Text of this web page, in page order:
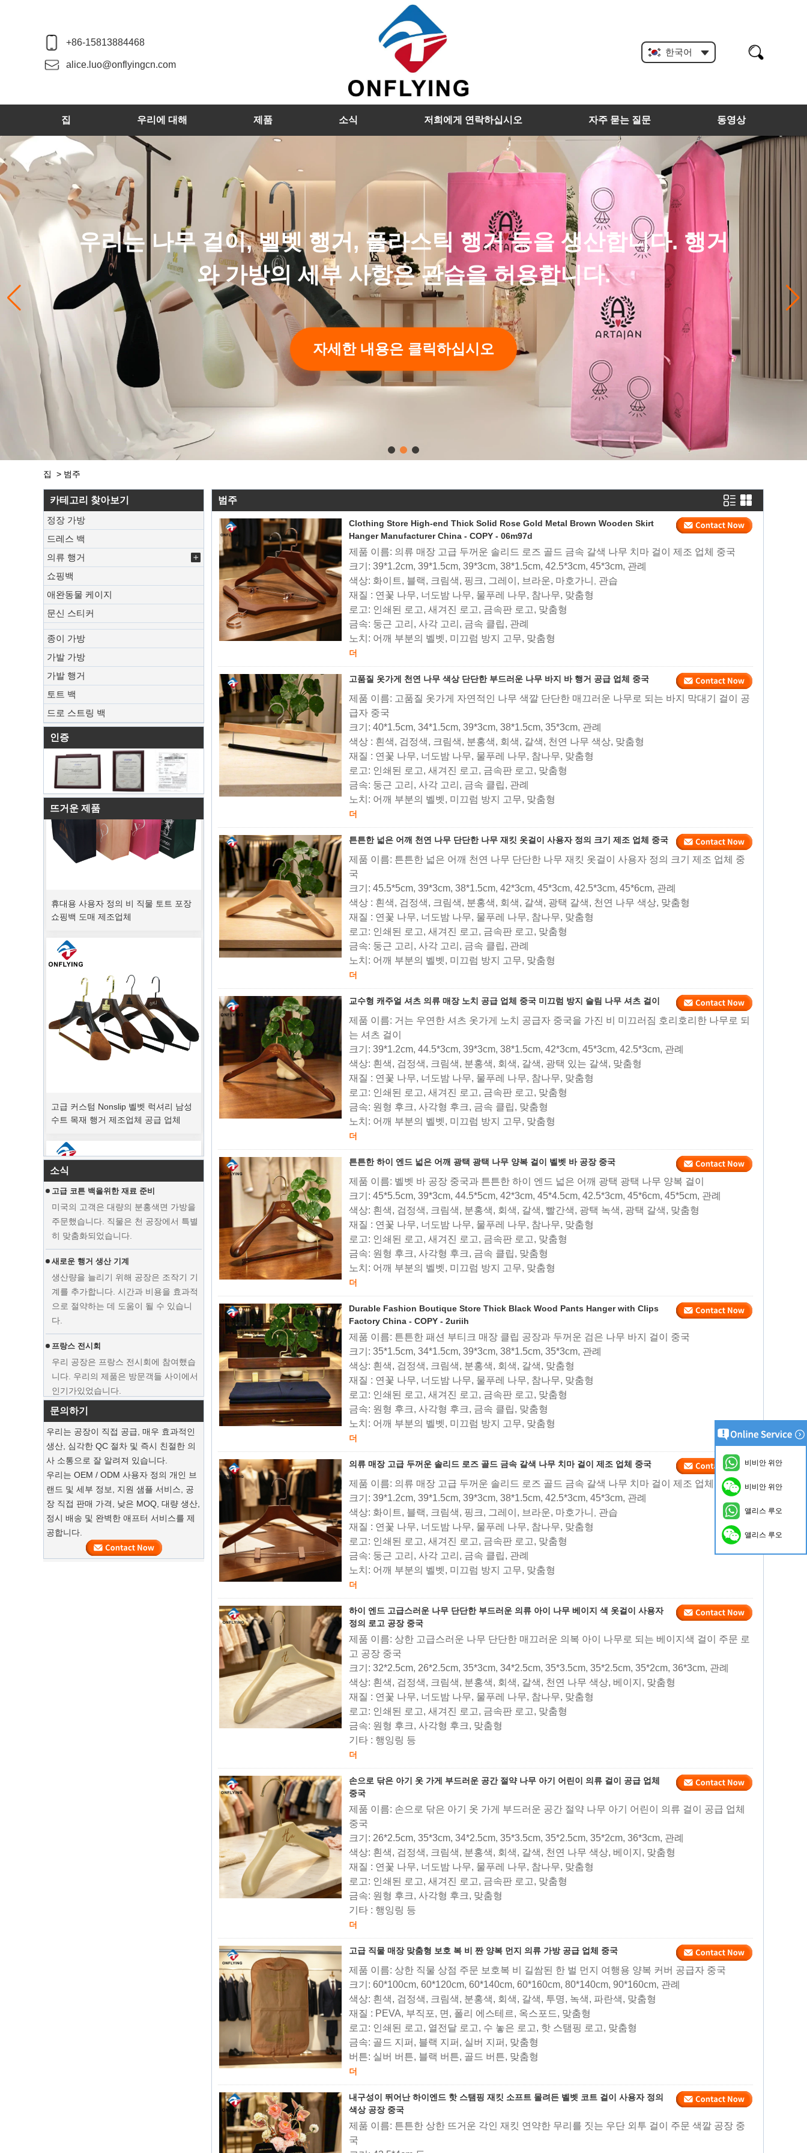
+86-15813884468
alice.luo@onflyingcn.com
한국어
집 우리에 대해 제품 소식 저희에게 연락하십시오 자주 묻는 질문 동영상
우리는 나무 걸이, 벨벳 행거, 플라스틱 행거 등을 생산합니다. 행거
와 가방의 세부 사항은 관습을 허용합니다.
자세한 내용은 클릭하십시오
집 > 범주
카테고리 찾아보기
정장 가방
드레스 백
의류 행거
쇼핑백
애완동물 케이지
문신 스티커
종이 가방
가발 가방
가발 행거
토트 백
드로 스트링 백
인증
뜨거운 제품
쇼핑백 도매 제조업체
수트 목재 행거 제조업체 공급 업체
전시 커스텀 웨딩 드레스 벨벳 옷걸이
의류 제조업체 공급 업체
고급 커스텀 천연 캔버스 의류면 먼지
가방 공장 공급 업체
소식
크리스마스 날이오고 있습니다. 많은 고
객이 주문을 받고 휴가를 시작할 계획이
하기 위해 생산을 서두르고 있습니다.
고급 코튼 백을위한 재료 준비
미국의 고객은 대량의 분홍색면 가방을
주문했습니다. 직물은 천 공장에서 특별
히 맞춤화되었습니다.
생산량을 늘리기 위해 공장은 조작기 기
계를 추가합니다. 시간과 비용을 효과적
으로 절약하는 데 도움이 될 수 있습니
다.
우리 공장은 프랑스 전시회에 참여했습
니다. 우리의 제품은 방문객들 사이에서
인기가있었습니다.
지속 가능한 황마 토트는 2025 년 휴일 쇼
핑을 지배합니다
우리의 황마 토트 백은 이번 시즌의 필수
반품입니다.
지속 가능한 목재 옷걸이
고급 먼지 가방으로 정장을 보존하십시오
우리 공장은 고급 맞춤형 의류 가방을 제
공 할 수 있습니다.
의류 커스텀 벨벳 행거
문의하기
우리는 공장이 직접 공급, 매우 효과적인
생산, 심각한 QC 절차 및 즉시 친절한 의
사 소통으로 잘 알려져 있습니다.
우리는 OEM / ODM 사용자 정의 개인 브
랜드 및 세부 정보, 지원 샘플 서비스, 공
장 직접 판매 가격, 낮은 MOQ, 대량 생산,
정시 배송 및 완벽한 애프터 서비스를 제
공합니다.
범주
Clothing Store High-end Thick Solid Rose Gold Metal Brown Wooden Skirt
Hanger Manufacturer China - COPY - 06m97d
제품 이름: 의류 매장 고급 두꺼운 솔리드 로즈 골드 금속 갈색 나무 치마 걸이 제조 업체 중국
크기: 39*1.2cm, 39*1.5cm, 39*3cm, 38*1.5cm, 42.5*3cm, 45*3cm, 관례
색상: 화이트, 블랙, 크림색, 핑크, 그레이, 브라운, 마호가니 , 관습
재질 : 연꽃 나무, 너도밤 나무, 물푸레 나무, 참나무, 맞춤형
로고: 인쇄된 로고, 새겨진 로고, 금속판 로고, 맞춤형
금속: 둥근 고리, 사각 고리, 금속 클립, 관례
노치: 어깨 부분의 벨벳, 미끄럼 방지 고무, 맞춤형
더
고품질 옷가게 천연 나무 색상 단단한 부드러운 나무 바지 바 행거 공급 업체 중국
제품 이름: 고품질 옷가게 자연적인 나무 색깔 단단한 매끄러운 나무로 되는 바지 막대기 걸이 공
급자 중국
크기: 40*1.5cm, 34*1.5cm, 39*3cm, 38*1.5cm, 35*3cm, 관례
색상 : 흰색, 검정색, 크림색, 분홍색, 회색, 갈색, 천연 나무 색상, 맞춤형
재질 : 연꽃 나무, 너도밤 나무, 물푸레 나무, 참나무, 맞춤형
로고: 인쇄된 로고, 새겨진 로고, 금속판 로고, 맞춤형
금속: 둥근 고리, 사각 고리, 금속 클립, 관례
노치: 어깨 부분의 벨벳, 미끄럼 방지 고무, 맞춤형
더
튼튼한 넓은 어깨 천연 나무 단단한 나무 재킷 옷걸이 사용자 정의 크기 제조 업체 중국
제품 이름: 튼튼한 넓은 어깨 천연 나무 단단한 나무 재킷 옷걸이 사용자 정의 크기 제조 업체 중
국
크기: 45.5*5cm, 39*3cm, 38*1.5cm, 42*3cm, 45*3cm, 42.5*3cm, 45*6cm, 관례
색상 : 흰색, 검정색, 크림색, 분홍색, 회색, 갈색, 광택 갈색, 천연 나무 색상, 맞춤형
재질 : 연꽃 나무, 너도밤 나무, 물푸레 나무, 참나무, 맞춤형
로고: 인쇄된 로고, 새겨진 로고, 금속판 로고, 맞춤형
금속: 둥근 고리, 사각 고리, 금속 클립, 관례
노치: 어깨 부분의 벨벳, 미끄럼 방지 고무, 맞춤형
더
교수형 캐주얼 셔츠 의류 매장 노치 공급 업체 중국 미끄럼 방지 슬림 나무 셔츠 걸이
제품 이름: 거는 우연한 셔츠 옷가게 노치 공급자 중국을 가진 비 미끄러짐 호리호리한 나무로 되
는 셔츠 걸이
크기: 39*1.2cm, 44.5*3cm, 39*3cm, 38*1.5cm, 42*3cm, 45*3cm, 42.5*3cm, 관례
색상: 흰색, 검정색, 크림색, 분홍색, 회색, 갈색, 광택 있는 갈색, 맞춤형
재질 : 연꽃 나무, 너도밤 나무, 물푸레 나무, 참나무, 맞춤형
로고: 인쇄된 로고, 새겨진 로고, 금속판 로고, 맞춤형
금속: 원형 후크, 사각형 후크, 금속 클립, 맞춤형
노치: 어깨 부분의 벨벳, 미끄럼 방지 고무, 맞춤형
더
튼튼한 하이 엔드 넓은 어깨 광택 광택 나무 양복 걸이 벨벳 바 공장 중국
제품 이름: 벨벳 바 공장 중국과 튼튼한 하이 엔드 넓은 어깨 광택 광택 나무 양복 걸이
크기: 45*5.5cm, 39*3cm, 44.5*5cm, 42*3cm, 45*4.5cm, 42.5*3cm, 45*6cm, 45*5cm, 관례
색상: 흰색, 검정색, 크림색, 분홍색, 회색, 갈색, 빨간색, 광택 녹색, 광택 갈색, 맞춤형
재질 : 연꽃 나무, 너도밤 나무, 물푸레 나무, 참나무, 맞춤형
로고: 인쇄된 로고, 새겨진 로고, 금속판 로고, 맞춤형
금속: 원형 후크, 사각형 후크, 금속 클립, 맞춤형
노치: 어깨 부분의 벨벳, 미끄럼 방지 고무, 맞춤형
더
Durable Fashion Boutique Store Thick Black Wood Pants Hanger with Clips
Factory China - COPY - 2uriih
제품 이름: 튼튼한 패션 부티크 매장 클립 공장과 두꺼운 검은 나무 바지 걸이 중국
크기: 35*1.5cm, 34*1.5cm, 39*3cm, 38*1.5cm, 35*3cm, 관례
색상: 흰색, 검정색, 크림색, 분홍색, 회색, 갈색, 맞춤형
재질 : 연꽃 나무, 너도밤 나무, 물푸레 나무, 참나무, 맞춤형
로고: 인쇄된 로고, 새겨진 로고, 금속판 로고, 맞춤형
금속: 원형 후크, 사각형 후크, 금속 클립, 맞춤형
노치: 어깨 부분의 벨벳, 미끄럼 방지 고무, 맞춤형
더
의류 매장 고급 두꺼운 솔리드 로즈 골드 금속 갈색 나무 치마 걸이 제조 업체 중국
제품 이름: 의류 매장 고급 두꺼운 솔리드 로즈 골드 금속 갈색 나무 치마 걸이 제조 업체 중국
크기: 39*1.2cm, 39*1.5cm, 39*3cm, 38*1.5cm, 42.5*3cm, 45*3cm, 관례
색상: 화이트, 블랙, 크림색, 핑크, 그레이, 브라운, 마호가니 , 관습
재질 : 연꽃 나무, 너도밤 나무, 물푸레 나무, 참나무, 맞춤형
로고: 인쇄된 로고, 새겨진 로고, 금속판 로고, 맞춤형
금속: 둥근 고리, 사각 고리, 금속 클립, 관례
노치: 어깨 부분의 벨벳, 미끄럼 방지 고무, 맞춤형
더
하이 엔드 고급스러운 나무 단단한 부드러운 의류 아이 나무 베이지 색 옷걸이 사용자
정의 로고 공장 중국
제품 이름: 상한 고급스러운 나무 단단한 매끄러운 의복 아이 나무로 되는 베이지색 걸이 주문 로
고 공장 중국
크기: 32*2.5cm, 26*2.5cm, 35*3cm, 34*2.5cm, 35*3.5cm, 35*2.5cm, 35*2cm, 36*3cm, 관례
색상: 흰색, 검정색, 크림색, 분홍색, 회색, 갈색, 천연 나무 색상, 베이지, 맞춤형
재질 : 연꽃 나무, 너도밤 나무, 물푸레 나무, 참나무, 맞춤형
로고: 인쇄된 로고, 새겨진 로고, 금속판 로고, 맞춤형
금속: 원형 후크, 사각형 후크, 맞춤형
기타 : 행잉링 등
더
손으로 닦은 아기 옷 가게 부드러운 공간 절약 나무 아기 어린이 의류 걸이 공급 업체
중국
제품 이름: 손으로 닦은 아기 옷 가게 부드러운 공간 절약 나무 아기 어린이 의류 걸이 공급 업체
중국
크기: 26*2.5cm, 35*3cm, 34*2.5cm, 35*3.5cm, 35*2.5cm, 35*2cm, 36*3cm, 관례
색상: 흰색, 검정색, 크림색, 분홍색, 회색, 갈색, 천연 나무 색상, 베이지, 맞춤형
재질 : 연꽃 나무, 너도밤 나무, 물푸레 나무, 참나무, 맞춤형
로고: 인쇄된 로고, 새겨진 로고, 금속판 로고, 맞춤형
금속: 원형 후크, 사각형 후크, 맞춤형
기타 : 행잉링 등
더
고급 직물 매장 맞춤형 보호 복 비 짠 양복 먼지 의류 가방 공급 업체 중국
제품 이름: 상한 직물 상점 주문 보호복 비 길쌈된 한 벌 먼지 여행용 양복 커버 공급자 중국
크기: 60*100cm, 60*120cm, 60*140cm, 60*160cm, 80*140cm, 90*160cm, 관례
색상: 흰색, 검정색, 크림색, 분홍색, 회색, 갈색, 투명, 녹색, 파란색, 맞춤형
재질 : PEVA, 부직포, 면, 폴리 에스테르, 옥스포드, 맞춤형
로고: 인쇄된 로고, 열전달 로고, 수 놓은 로고, 핫 스탬핑 로고, 맞춤형
금속: 골드 지퍼, 블랙 지퍼, 실버 지퍼, 맞춤형
버튼: 실버 버튼, 블랙 버튼, 골드 버튼, 맞춤형
더
내구성이 뛰어난 하이엔드 핫 스탬핑 재킷 소프트 몰려든 벨벳 코트 걸이 사용자 정의
색상 공장 중국
제품 이름: 튼튼한 상한 뜨거운 각인 재킷 연약한 무리를 짓는 우단 외투 걸이 주문 색깔 공장 중
국
비비안 위안
비비안 위안
앨리스 루오
앨리스 루오